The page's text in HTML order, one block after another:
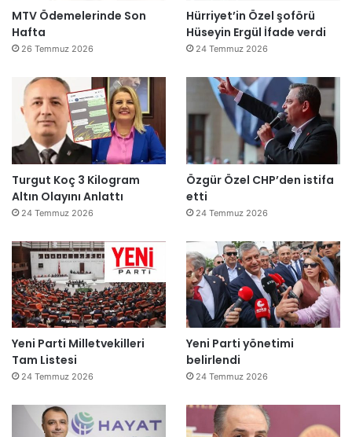
MTV Ödemelerinde Son
Hafta
26 Temmuz 2026
Hürriyet’in Özel şoförü
Hüseyin Ergül İfade verdi
24 Temmuz 2026
Turgut Koç 3 Kilogram
Altın Olayını Anlattı
24 Temmuz 2026
Özgür Özel CHP’den istifa
etti
24 Temmuz 2026
Yeni Parti Milletvekilleri
Tam Listesi
24 Temmuz 2026
Yeni Parti yönetimi
belirlendi
24 Temmuz 2026